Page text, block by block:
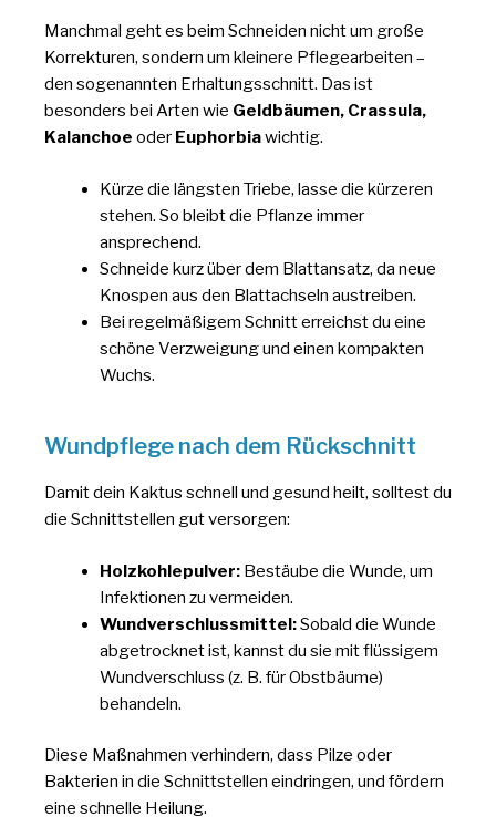
Manchmal geht es beim Schneiden nicht um große
Korrekturen, sondern um kleinere Pflegearbeiten –
den sogenannten Erhaltungsschnitt. Das ist
besonders bei Arten wie Geldbäumen, Crassula,
Kalanchoe oder Euphorbiawichtig.
Kürze die längsten Triebe, lasse die kürzeren
stehen. So bleibt die Pflanze immer
ansprechend.
Schneide kurz über dem Blattansatz, da neue
Knospen aus den Blattachseln austreiben.
Bei regelmäßigem Schnitt erreichst du eine
schöne Verzweigung und einen kompakten
Wuchs.
Wundpflege nach dem Rückschnitt
Damit dein Kaktus schnell und gesund heilt, solltest du
die Schnittstellen gut versorgen:
Holzkohlepulver: Bestäube die Wunde, um
Infektionen zu vermeiden.
Wundverschlussmittel:Sobald die Wunde
abgetrocknet ist, kannst du sie mit flüssigem
Wundverschluss (z. B. für Obstbäume)
behandeln.
Diese Maßnahmen verhindern, dass Pilze oder
Bakterien in die Schnittstellen eindringen, und fördern
eine schnelle Heilung.